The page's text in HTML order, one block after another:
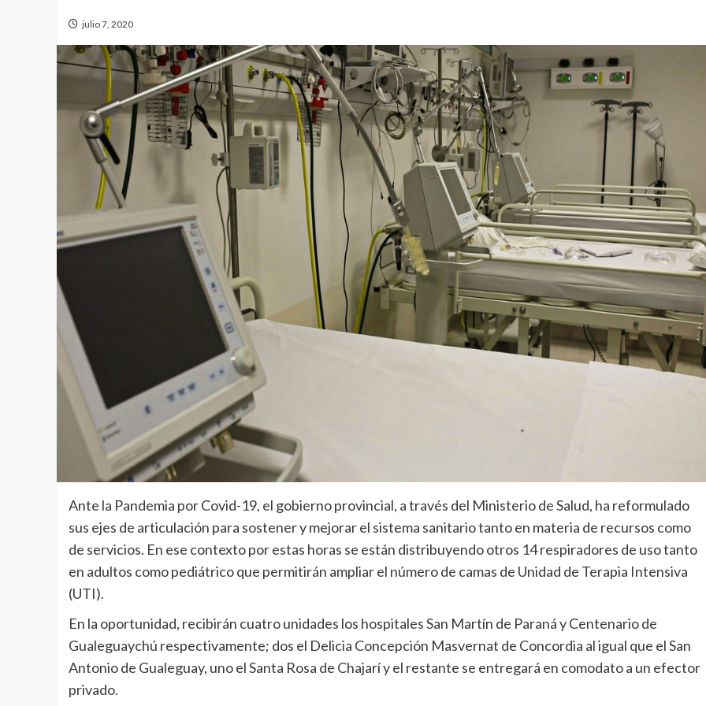
julio 7, 2020
Ante la Pandemia por Covid-19, el gobierno provincial, a través del Ministerio de Salud, ha reformulado
sus ejes de articulación para sostener y mejorar el sistema sanitario tanto en materia de recursos como
de servicios. En ese contexto por estas horas se están distribuyendo otros 14 respiradores de uso tanto
en adultos como pediátrico que permitirán ampliar el número de camas de Unidad de Terapia Intensiva
(UTI).
En la oportunidad, recibirán cuatro unidades los hospitales San Martín de Paraná y Centenario de
Gualeguaychú respectivamente; dos el Delicia Concepción Masvernat de Concordia al igual que el San
Antonio de Gualeguay, uno el Santa Rosa de Chajarí y el restante se entregará en comodato a un efector
privado.